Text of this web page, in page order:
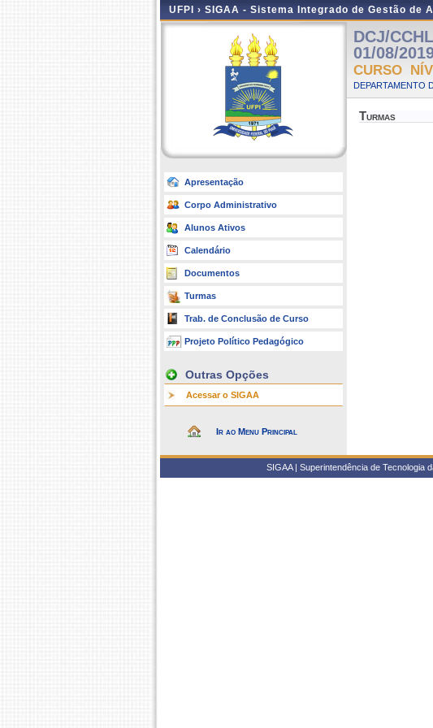
UFPI › SIGAA - Sistema Integrado de Gestão de
Apresentação
Corpo Administrativo
Alunos Ativos
Calendário
Documentos
Turmas
Trab. de Conclusão de Curso
Projeto Político Pedagógico
Outras Opções
Acessar o SIGAA
Ir ao Menu Principal
DCJ/
01/08/
CURSO
DEPARTAMENTO
Turmas
SIGAA | Superintendência de Tecnologia